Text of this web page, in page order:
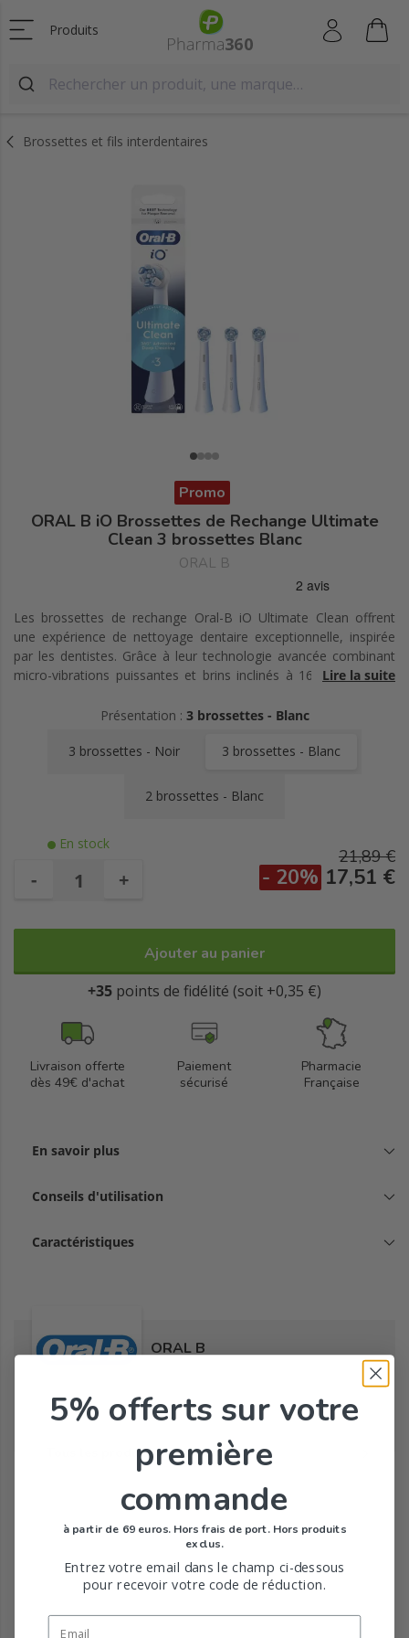
Produits
Brossettes et fils interdentaires
Promo
ORAL B iO Brossettes de Rechange Ultimate
Clean 3 brossettes Blanc
ORAL B
Les brossettes de rechange Oral-B iO Ultimate Clean offrent
une expérience de nettoyage dentaire exceptionnelle, inspirée
par les dentistes. Grâce à leur technologie avancée combinant
micro-vibrations puissantes et brins inclinés à 16 degrés, elles
dès le premier jour. Leur tête ronde unique entoure chaque dent
d'accès. Conçues exclusivement pour les brosses à dents
professionnelle et des dents éclatantes. Les brins, qui changent
hygiène bucco-dentaire optimale. Profitez d'un brossage doux
mais efficace, respectueux des gencives, pour des dents et
gencives nettoyées en profondeur. Disponible en pack de trois,
santé bucco-dentaire améliorée.
Lire la suite
Présentation : 3 brossettes - Blanc
3 brossettes - Noir 3 brossettes - Blanc
2 brossettes - Blanc
En stock
- +
21,89 €
- 20% 17,51 €
Ajouter au panier
+35 points de fidélité (soit +0,35 €)
Livraison offerte
dès 49€ d'achat
Paiement
sécurisé
Pharmacie
Française
En savoir plus
Conseils d'utilisation
Caractéristiques
ORAL B
Tous les produits de la marque
5% offerts sur votre
première
commande
à partir de 69 euros. Hors frais de port. Hors produits
exclus.
Entrez votre email dans le champ ci-dessous
pour recevoir votre code de réduction.